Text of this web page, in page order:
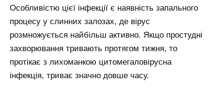
Особливістю цієї інфекції є наявність запального
процесу у слинних залозах, де вірус
розмножується найбільш активно. Якщо простудні
захворювання тривають протягом тижня, то
протікає з лихоманкою цитомегаловірусна
інфекція, триває значно довше часу.